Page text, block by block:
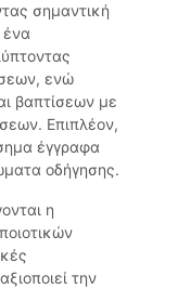
σημαντική
ένα
ενώ
βαπτίσεων με
Επιπλέον,
έγγραφα
οδήγησης.
η
την